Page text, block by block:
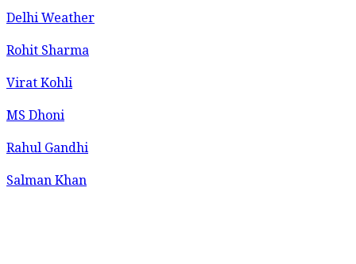
Delhi Weather
Rohit Sharma
Virat Kohli
MS Dhoni
Rahul Gandhi
Salman Khan